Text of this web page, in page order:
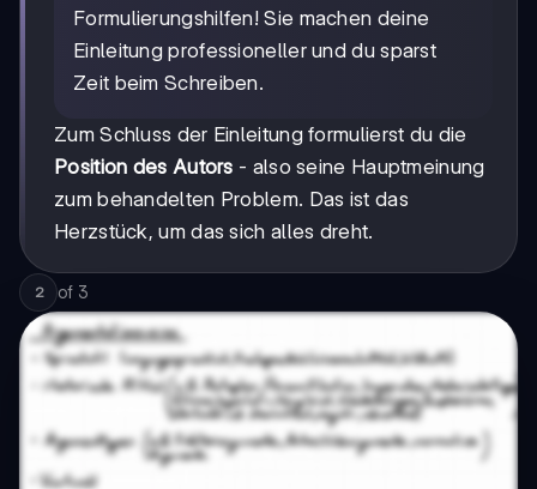
Formulierungshilfen! Sie machen deine
Einleitung professioneller und du sparst
Zeit beim Schreiben.
Zum Schluss der Einleitung formulierst du die
Position des Autors - also seine Hauptmeinung
zum behandelten Problem. Das ist das
Herzstück, um das sich alles dreht.
2 of 3